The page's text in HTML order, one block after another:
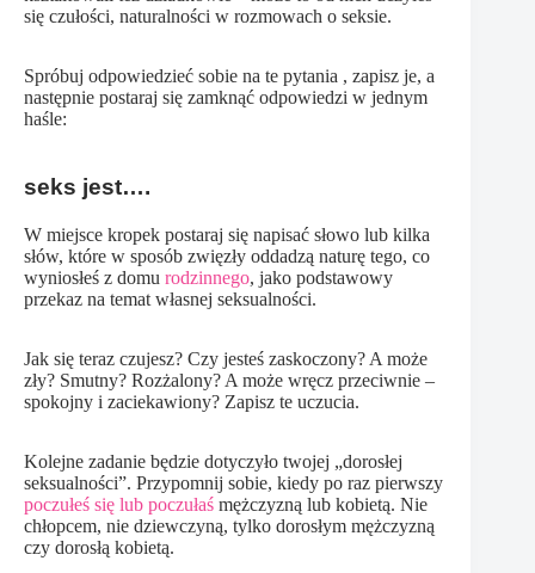
się czułości, naturalności w rozmowach o seksie.
Spróbuj odpowiedzieć sobie na te pytania , zapisz je, a
następnie postaraj się zamknąć odpowiedzi w jednym
haśle:
seks jest….
W miejsce kropek postaraj się napisać słowo lub kilka
słów, które w sposób zwięzły oddadzą naturę tego, co
wyniosłeś z domu rodzinnego, jako podstawowy
przekaz na temat własnej seksualności.
Jak się teraz czujesz? Czy jesteś zaskoczony? A może
zły? Smutny? Rozżalony? A może wręcz przeciwnie –
spokojny i zaciekawiony? Zapisz te uczucia.
Kolejne zadanie będzie dotyczyło twojej „dorosłej
seksualności”. Przypomnij sobie, kiedy po raz pierwszy
poczułeś się lub poczułaś mężczyzną lub kobietą. Nie
chłopcem, nie dziewczyną, tylko dorosłym mężczyzną
czy dorosłą kobietą.